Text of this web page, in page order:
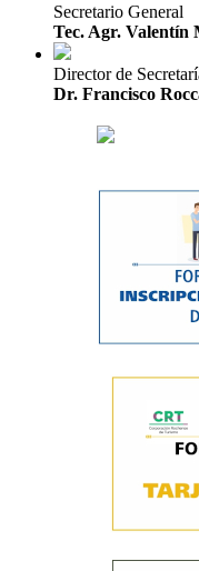
Secretario General
Tec. Agr. Valentín
Director de
Dr. Francisco